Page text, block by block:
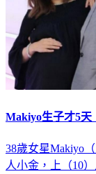
Makiyo生子才5天
38歲女星Makiyo
人小金，上（10